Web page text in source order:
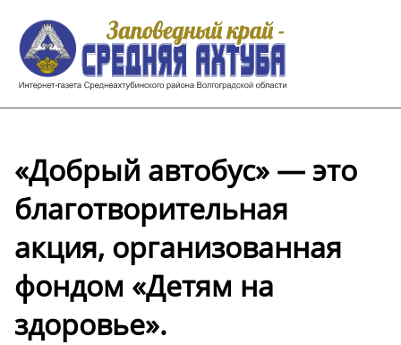
«Добрый автобус» — это
благотворительная
акция, организованная
фондом «Детям на
здоровье».